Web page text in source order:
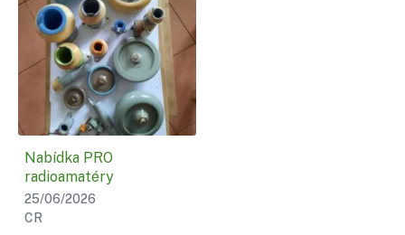
Nabídka PRO
radioamatéry
25/06/2026
CR